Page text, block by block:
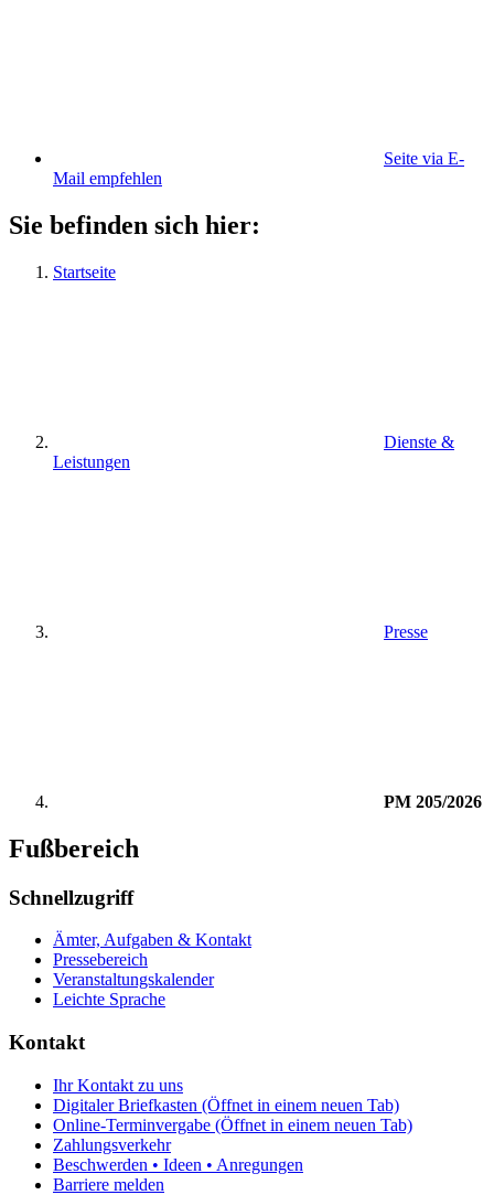
Seite via E-
Mail empfehlen
Sie befinden sich hier:
Startseite
Dienste &
Leistungen
Presse
PM 205/2026
Fußbereich
Schnellzugriff
Ämter, Aufgaben & Kontakt
Pressebereich
Veranstaltungskalender
Leichte Sprache
Kontakt
Ihr Kontakt zu uns
Digitaler Briefkasten (Öffnet in einem neuen Tab)
Online-Terminvergabe (Öffnet in einem neuen Tab)
Zahlungsverkehr
Beschwerden • Ideen • Anregungen
Barriere melden